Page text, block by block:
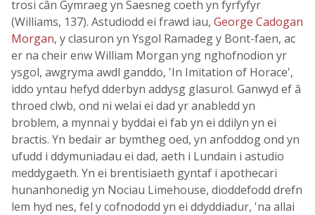
trosi cân Gymraeg yn Saesneg coeth yn fyrfyfyr
(Williams, 137). Astudiodd ei frawd iau, George Cadogan
Morgan, y clasuron yn Ysgol Ramadeg y Bont-faen, ac
er na cheir enw William Morgan yng nghofnodion yr
ysgol, awgryma awdl ganddo, 'In Imitation of Horace',
iddo yntau hefyd dderbyn addysg glasurol. Ganwyd ef â
throed clwb, ond ni welai ei dad yr anabledd yn
broblem, a mynnai y byddai ei fab yn ei ddilyn yn ei
bractis. Yn bedair ar bymtheg oed, yn anfoddog ond yn
ufudd i ddymuniadau ei dad, aeth i Lundain i astudio
meddygaeth. Yn ei brentisiaeth gyntaf i apothecari
hunanhonedig yn Nociau Limehouse, dioddefodd drefn
lem hyd nes, fel y cofnododd yn ei ddyddiadur, 'na allai